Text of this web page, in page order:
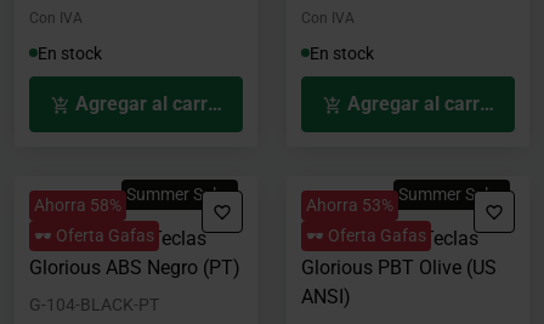
Con IVA
En stock
Agregar al carrito
Con IVA
En stock
Agregar al carrito
Ahorra 58%
🕶️ Oferta Gafas
Summer Sales
Juego de 105 Teclas
Glorious ABS Negro (PT)
G-104-BLACK-PT
Ahorra 53%
🕶️ Oferta Gafas
Summer Sales
Juego de 114 Teclas
Glorious PBT Olive (US
ANSI)